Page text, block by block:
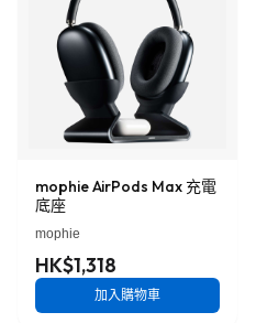
mophie AirPods Max 充電
底座
mophie
HK$1,318
加入購物車